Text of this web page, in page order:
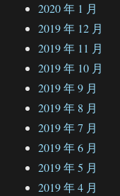
2020 年 1 月
2019 年 12 月
2019 年 11 月
2019 年 10 月
2019 年 9 月
2019 年 8 月
2019 年 7 月
2019 年 6 月
2019 年 5 月
2019 年 4 月